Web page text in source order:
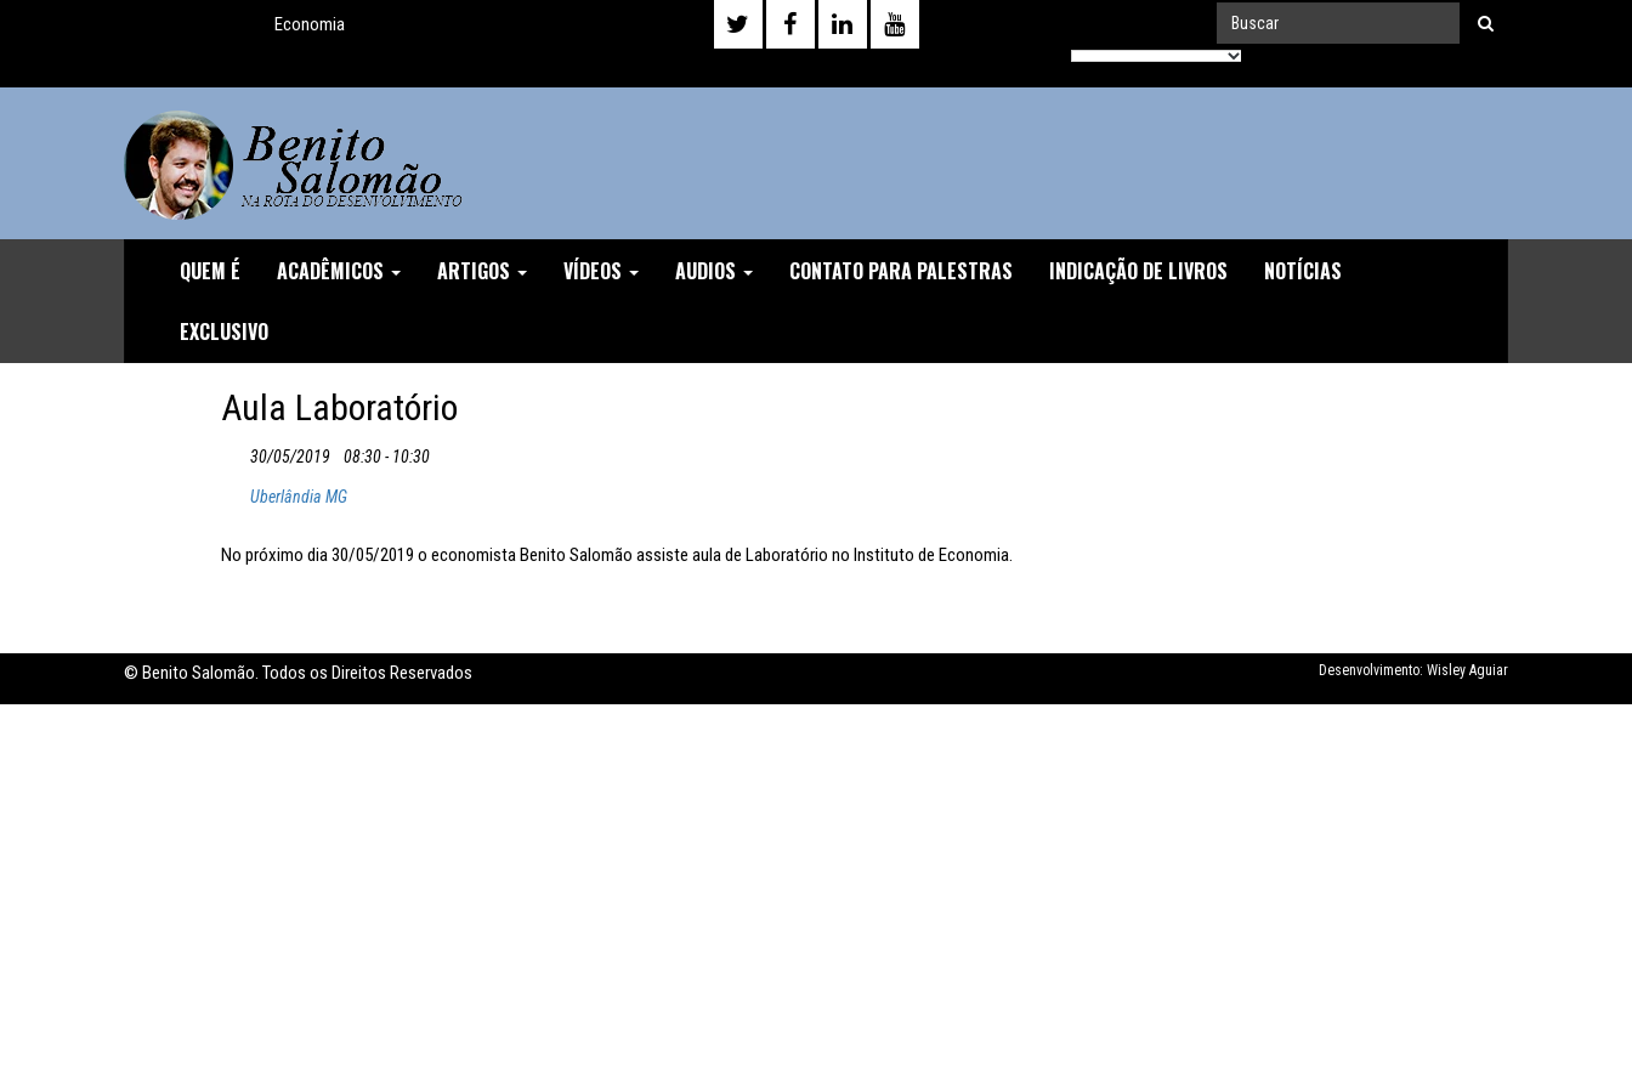
Economia
Um digno, junto a indignos
A importância da reforma trabalhista
O homem que pensou o Brasil
A mentira da CLT
04/12/16
O Demônio Malthusiano
Nuances do Ajuste
O inviável Imposto sobre Fortunas
Inflação no dobro da meta
QUEM É ACADÊMICOS ARTIGOS VÍDEOS AUDIOS CONTATO PARA PALESTRAS INDICAÇÃO DE LIVROS NOTÍCIAS
EXCLUSIVO
Aula Laboratório
30/05/2019 08:30 - 10:30
Uberlândia MG
No próximo dia 30/05/2019 o economista Benito Salomão assiste aula de Laboratório no Instituto de Economia.
© Benito Salomão. Todos os Direitos Reservados Desenvolvimento: Wisley Aguiar